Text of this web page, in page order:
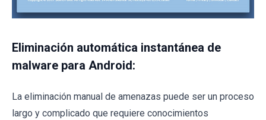
Eliminación automática instantánea de
malware para Android:
La eliminación manual de amenazas puede ser un proceso
largo y complicado que requiere conocimientos